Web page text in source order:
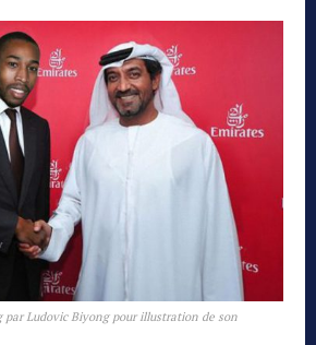
par Ludovic Biyong pour illustration de son